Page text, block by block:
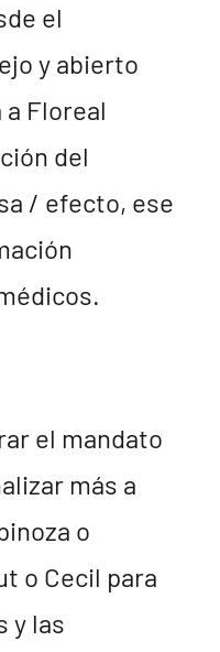
el
y abierto
Floreal
del
/ efecto, ese
el mandato
más a
o
o Cecil para
y las